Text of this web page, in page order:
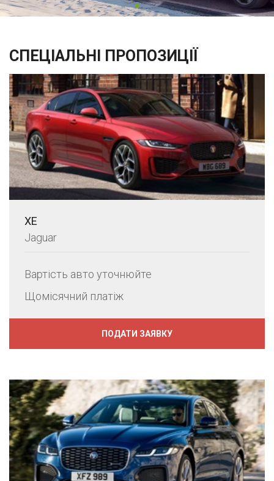
СПЕЦІАЛЬНІ ПРОПОЗИЦІЇ
XE
Jaguar
Вартість авто уточнюйте
Щомісячний платіж
ПОДАТИ ЗАЯВКУ